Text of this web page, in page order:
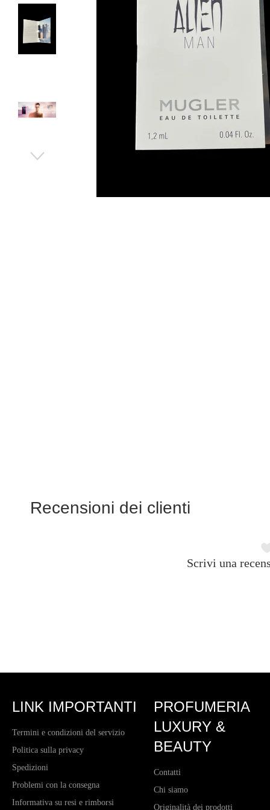
Recensioni dei clienti
Scrivi una
LINK IMPORTANTI
Termini e condizioni del servizio
Politica sulla privacy
Spedizioni
Problemi con la consegna
Informativa su resi e rimborsi
PROFUMERIA
LUXURY &
BEAUTY
Contatti
Chi siamo
Originalità dei prodotti